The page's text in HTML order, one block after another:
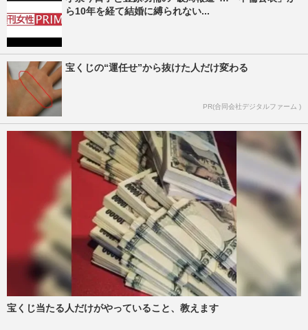
ら10年を経て結婚に縛られない...
宝くじの“運任せ”から抜けた人だけ変わる
PR(合同会社デジタルファーム )
宝くじ当たる人だけがやっていること、教えます